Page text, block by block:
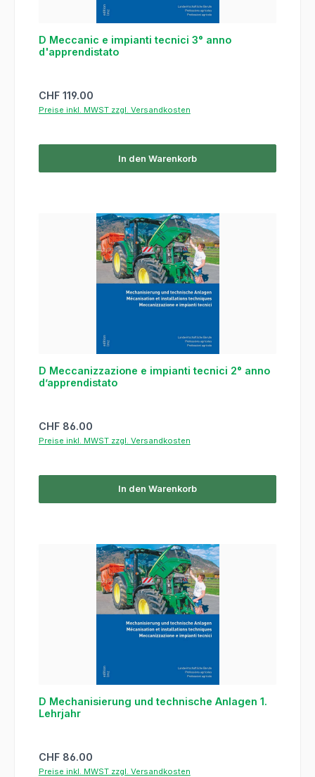
D Meccanic e impianti tecnici 3° anno
d'apprendistato
Regulärer Preis:
CHF 119.00
Preise inkl. MWST zzgl. Versandkosten
In den Warenkorb
D Meccanizzazione e impianti tecnici 2° anno
d’apprendistato
Regulärer Preis:
CHF 86.00
Preise inkl. MWST zzgl. Versandkosten
In den Warenkorb
D Mechanisierung und technische Anlagen 1.
Lehrjahr
Regulärer Preis:
CHF 86.00
Preise inkl. MWST zzgl. Versandkosten